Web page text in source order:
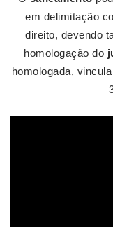
em delimitação
direito, devendo
homologação do
homologada,